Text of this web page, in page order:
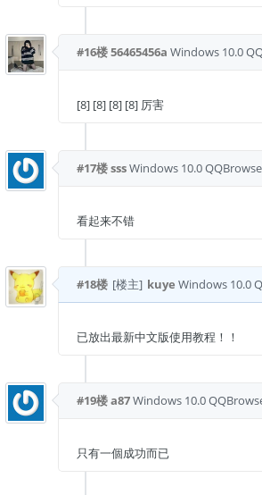
#16楼56465456a Windows 10.0
[8] [8] [8] [8] 厉害
#17楼sssWindows 10.0
看起来不错
#18楼 [楼主] kuye Windows 10.0
已放出最新中文版使用教程！！
#19楼a87Windows 10.0
只有一個成功而已